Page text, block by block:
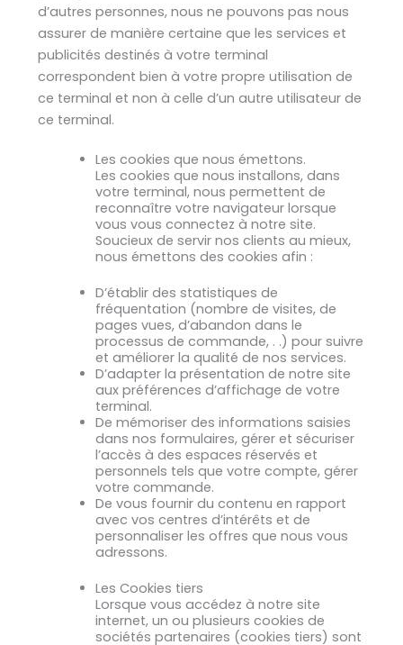
d’autres personnes, nous ne pouvons pas nous
assurer de manière certaine que les services et
publicités destinés à votre terminal
correspondent bien à votre propre utilisation de
ce terminal et non à celle d’un autre utilisateur de
ce terminal.
Les cookies que nous émettons.
Les cookies que nous installons, dans
votre terminal, nous permettent de
reconnaître votre navigateur lorsque
vous vous connectez à notre site.
Soucieux de servir nos clients au mieux,
nous émettons des cookies afin :
D’établir des statistiques de
fréquentation (nombre de visites, de
pages vues, d’abandon dans le
processus de commande, . .) pour suivre
et améliorer la qualité de nos services.
D’adapter la présentation de notre site
aux préférences d’affichage de votre
terminal.
De mémoriser des informations saisies
dans nos formulaires, gérer et sécuriser
l’accès à des espaces réservés et
personnels tels que votre compte, gérer
votre commande.
De vous fournir du contenu en rapport
avec vos centres d’intérêts et de
personnaliser les offres que nous vous
adressons.
Les Cookies tiers
Lorsque vous accédez à notre site
internet, un ou plusieurs cookies de
sociétés partenaires (cookies tiers) sont